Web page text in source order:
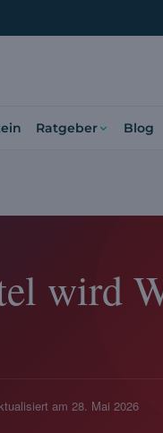
Ratgeber Blog
wird
am 28. Mai 2026